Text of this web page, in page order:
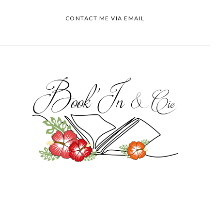
CONTACT ME VIA EMAIL